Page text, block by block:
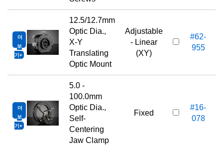
더
보
기
12.5/12.7mm
Optic Dia.,
X-Y
Translating
Optic Mount
Adjustable
- Linear
(XY)
#62-
955
더
보
기
5.0 -
100.0mm
Optic Dia.,
Self-
Centering
Jaw Clamp
Fixed
#16-
078